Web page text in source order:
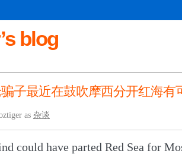
blog
子最近在鼓吹摩西分开红海有
as 杂谈
could have parted Red Sea for